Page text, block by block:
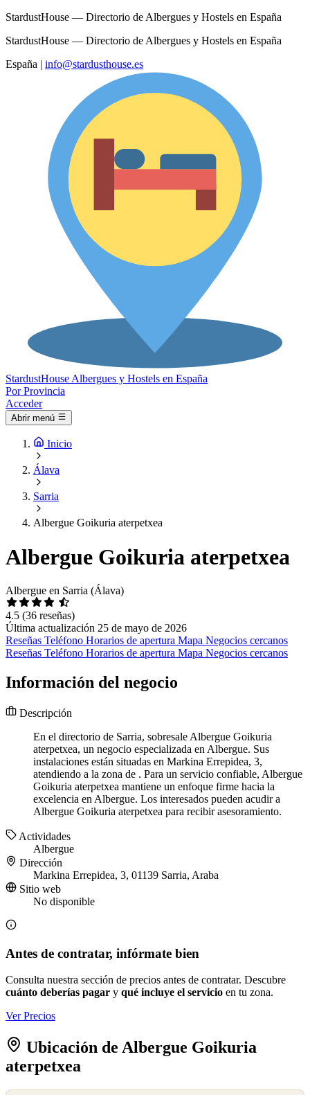
StardustHouse — Directorio de Albergues y Hostels en España
StardustHouse — Directorio de Albergues y Hostels en España
España | info@stardusthouse.es
StardustHouse Albergues y Hostels en España
Por Provincia
Acceder
Abrir menú
Inicio
Álava
Sarria
Albergue Goikuria aterpetxea
Albergue Goikuria aterpetxea
Albergue en Sarria (Álava)
4.5 (36 reseñas)
Última actualización 25 de mayo de 2026
Reseñas Teléfono Horarios de apertura Mapa Negocios cercanos
Reseñas Teléfono Horarios de apertura Mapa Negocios cercanos
Información del negocio
Descripción
En el directorio de Sarria, sobresale Albergue Goikuria
aterpetxea, un negocio especializada en Albergue. Sus
instalaciones están situadas en Markina Errepidea, 3,
atendiendo a la zona de . Para un servicio confiable, Albergue
Goikuria aterpetxea mantiene un enfoque firme hacia la
excelencia en Albergue. Los interesados pueden acudir a
Albergue Goikuria aterpetxea para recibir asesoramiento.
Actividades
Albergue
Dirección
Markina Errepidea, 3, 01139 Sarria, Araba
Sitio web
No disponible
Antes de contratar, infórmate bien
Consulta nuestra sección de precios antes de contratar. Descubre
cuánto deberías pagar y qué incluye el servicio en tu zona.
Ver Precios
Ubicación de Albergue Goikuria
aterpetxea